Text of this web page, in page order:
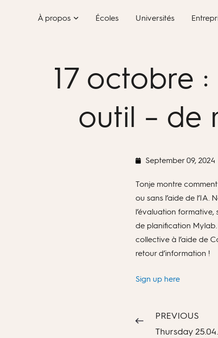
À propos Écoles Universités
17 octobre
outil – de
September 09, 2024
Tonje montre
ou sans l’aide de
l’évaluation
de planification Mylab.
collective à l’aide de
retour d’information !
Sign up here
PREVIOUS
Thursday